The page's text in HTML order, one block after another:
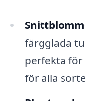
färgglada
perfekta för
för alla